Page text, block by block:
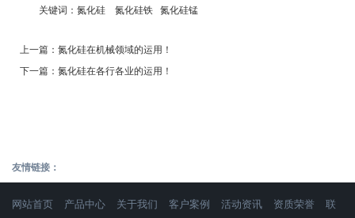
关键词： 氮化硅 氮化硅铁 氮化硅锰
上一篇： 氮化硅在机械领域的运用！
下一篇： 氮化硅在各行各业的运用！
友情链接：
网站首页 产品中心 关于我们 客户案例 活动资讯 资质荣誉 联